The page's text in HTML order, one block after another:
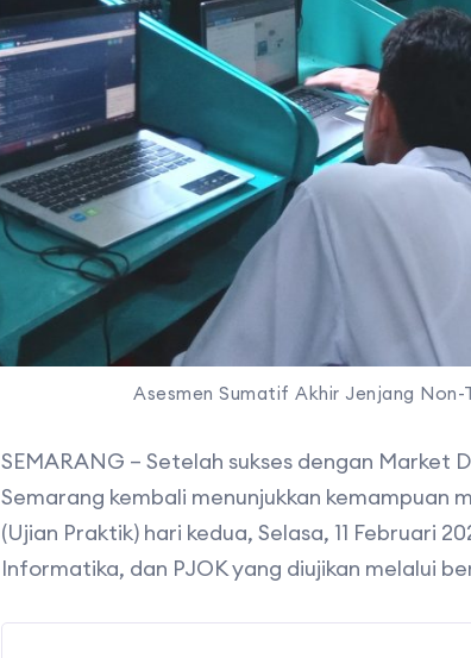
Asesmen Sumatif Akhir Jenjang
SEMARANG – Setelah sukses dengan Market
Semarang kembali menunjukkan kemampuan
(Ujian Praktik) hari kedua, Selasa, 11 Februari
Informatika, dan PJOK yang diujikan melalui